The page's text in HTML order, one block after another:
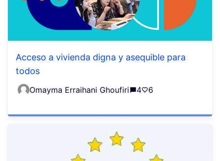
Acceso a vivienda digna y asequible para
todos
Omayma Erraihani Ghoufiri 4 6